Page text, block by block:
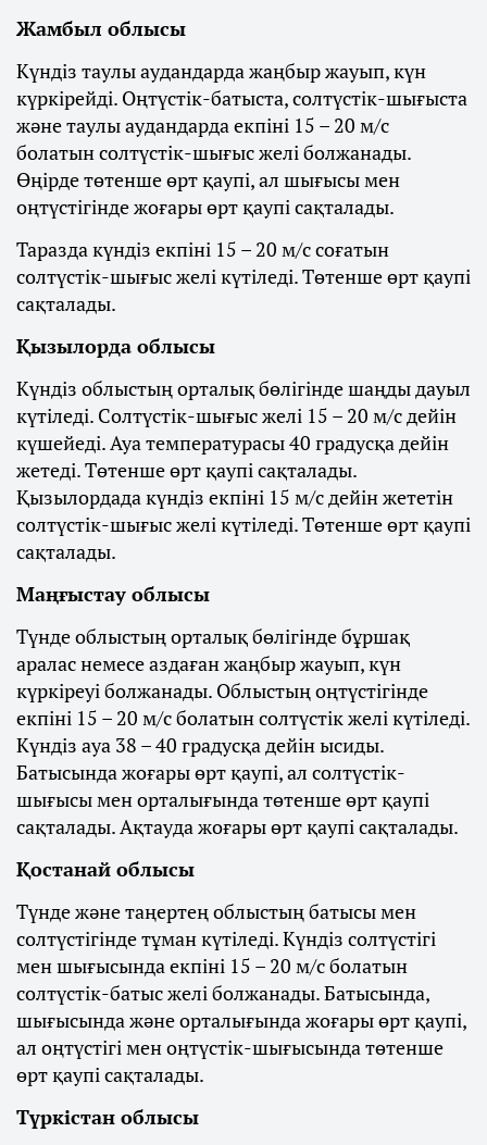
Жамбыл облысы
Күндіз таулы аудандарда жаңбыр жауып, күн
күркірейді. Оңтүстік-батыста, солтүстік-шығыста
және таулы аудандарда екпіні 15 – 20 м/с
болатын солтүстік-шығыс желі болжанады.
Өңірде төтенше өрт қаупі, ал шығысы мен
оңтүстігінде жоғары өрт қаупі сақталады.
Таразда күндіз екпіні 15 – 20 м/с соғатын
солтүстік-шығыс желі күтіледі. Төтенше өрт қаупі
сақталады.
Қызылорда облысы
Күндіз облыстың орталық бөлігінде шаңды дауыл
күтіледі. Солтүстік-шығыс желі 15 – 20 м/с дейін
күшейеді. Ауа температурасы 40 градусқа дейін
жетеді. Төтенше өрт қаупі сақталады.
Қызылордада күндіз екпіні 15 м/с дейін жететін
солтүстік-шығыс желі күтіледі. Төтенше өрт қаупі
сақталады.
Маңғыстау облысы
Түнде облыстың орталық бөлігінде бұршақ
аралас немесе аздаған жаңбыр жауып, күн
күркіреуі болжанады. Облыстың оңтүстігінде
екпіні 15 – 20 м/с болатын солтүстік желі күтіледі.
Күндіз ауа 38 – 40 градусқа дейін ысиды.
Батысында жоғары өрт қаупі, ал солтүстік-
шығысы мен орталығында төтенше өрт қаупі
сақталады. Ақтауда жоғары өрт қаупі сақталады.
Қостанай облысы
Түнде және таңертең облыстың батысы мен
солтүстігінде тұман күтіледі. Күндіз солтүстігі
мен шығысында екпіні 15 – 20 м/с болатын
солтүстік-батыс желі болжанады. Батысында,
шығысында және орталығында жоғары өрт қаупі,
ал оңтүстігі мен оңтүстік-шығысында төтенше
өрт қаупі сақталады.
Түркістан облысы